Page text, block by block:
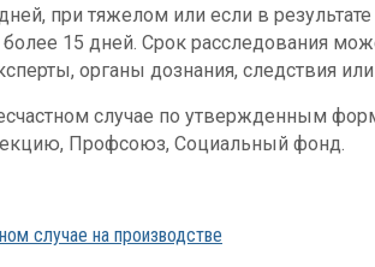
при тяжелом или если в
15 дней. Срок расследования
органы дознания, следствия или
случае по утвержденным
Профсоюз, Социальный фонд.
случае на производстве